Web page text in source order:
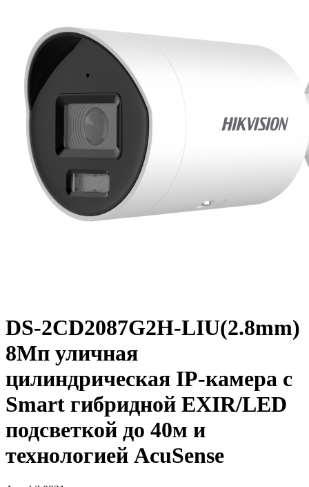
DS-2CD2087G2H-LIU(2.8mm)
8Мп уличная
цилиндрическая IP-камера с
Smart гибридной EXIR/LED
подсветкой до 40м и
технологией AcuSense